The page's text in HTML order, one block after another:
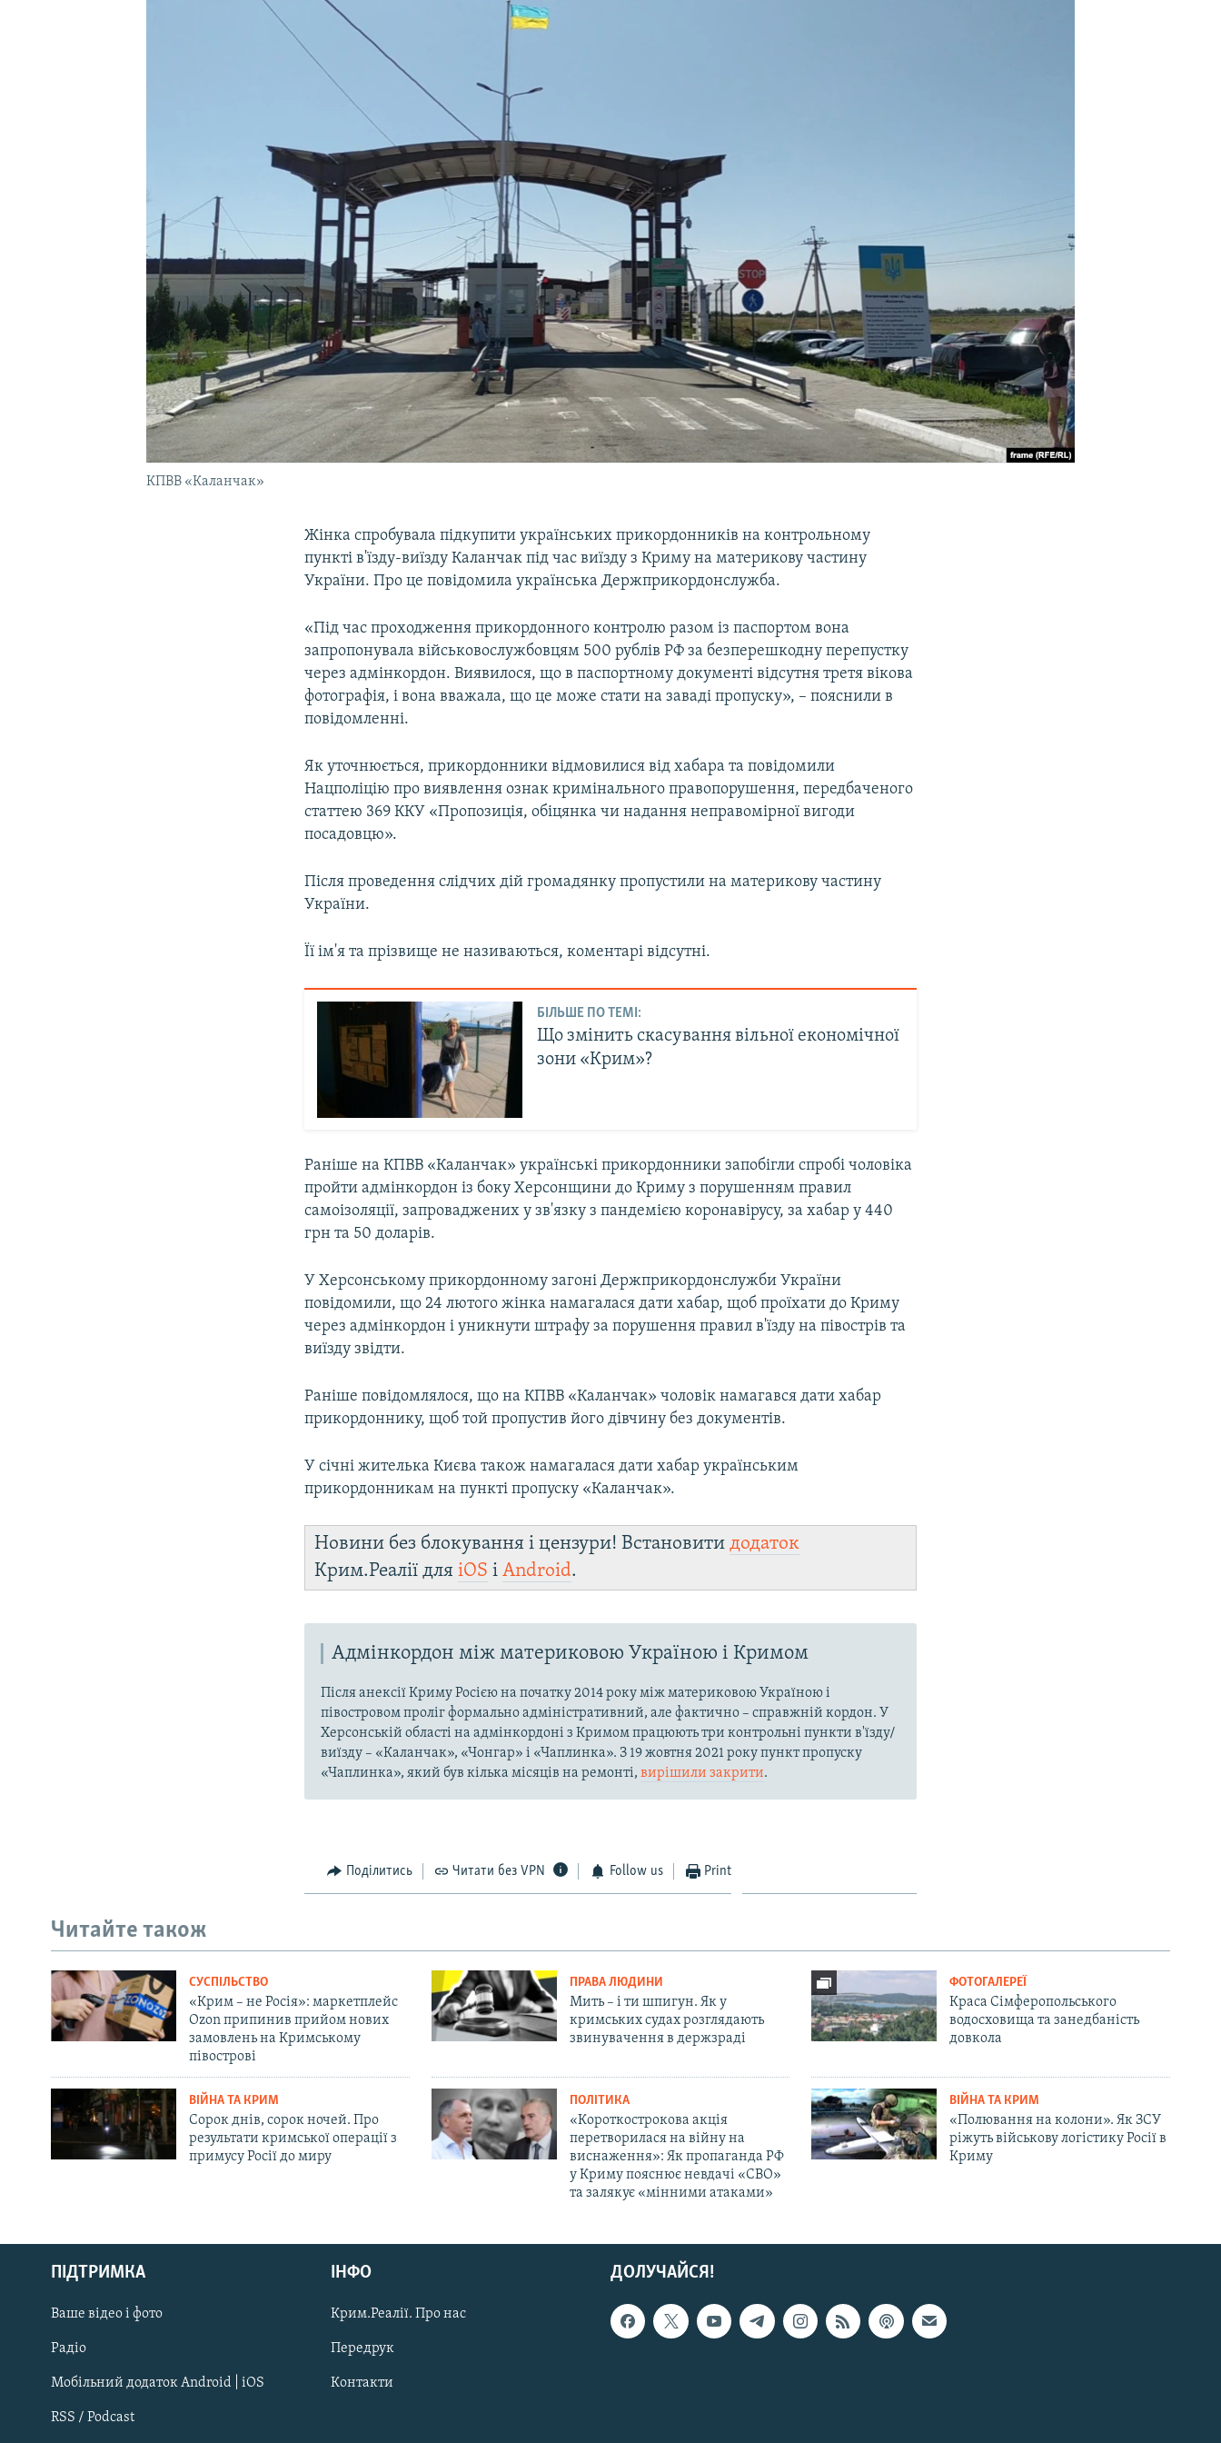
Русский
Qırımtatar
ДОЛУЧАЙСЯ!
КПВВ «Каланчак»
Жінка спробувала підкупити українських прикордонників на контрольному
пункті в'їзду-виїзду Каланчак під час виїзду з Криму на материкову частину
України. Про це повідомила українська Держприкордонслужба.
«Під час проходження прикордонного контролю разом із паспортом вона
запропонувала військовослужбовцям 500 рублів РФ за безперешкодну перепустку
через адмінкордон. Виявилося, що в паспортному документі відсутня третя вікова
фотографія, і вона вважала, що це може стати на заваді пропуску», – пояснили в
повідомленні.
Як уточнюється, прикордонники відмовилися від хабара та повідомили
Нацполіцію про виявлення ознак кримінального правопорушення, передбаченого
статтею 369 ККУ «Пропозиція, обіцянка чи надання неправомірної вигоди
посадовцю».
Після проведення слідчих дій громадянку пропустили на материкову частину
України.
Її ім'я та прізвище не називаються, коментарі відсутні.
БІЛЬШЕ ПО ТЕМІ:
Що змінить скасування вільної економічної
зони «Крим»?
Раніше на КПВВ «Каланчак» українські прикордонники запобігли спробі чоловіка
пройти адмінкордон із боку Херсонщини до Криму з порушенням правил
самоізоляції, запроваджених у зв'язку з пандемією коронавірусу, за хабар у 440
грн та 50 доларів.
У Херсонському прикордонному загоні Держприкордонслужби України
повідомили, що 24 лютого жінка намагалася дати хабар, щоб проїхати до Криму
через адмінкордон і уникнути штрафу за порушення правил в'їзду на півострів та
виїзду звідти.
Раніше повідомлялося, що на КПВВ «Каланчак» чоловік намагався дати хабар
прикордоннику, щоб той пропустив його дівчину без документів.
У січні жителька Києва також намагалася дати хабар українським
прикордонникам на пункті пропуску «Каланчак».
Новини без блокування і цензури! Встановитидодаток
Крим.Реалії дляiOS іAndroid.
Адмінкордон між материковою Україною і Кримом
Після анексії Криму Росією на початку 2014 року між материковою Україною і
півостровом проліг формально адміністративний, але фактично – справжній кордон. У
Херсонській області на адмінкордоні з Кримом працюють три контрольні пункти в'їзду/
виїзду – «Каланчак», «Чонгар» і «Чаплинка». З 19 жовтня 2021 року пункт пропуску
«Чаплинка», який був кілька місяців на ремонті,вирішили закрити.
Поділитись Читати без VPN Follow us Print
Читайте також
СУСПІЛЬСТВО
«Крим – не Росія»: маркетплейс
Ozon припинив прийом нових
замовлень на Кримському
півострові
ПРАВА ЛЮДИНИ
Мить – і ти шпигун. Як у
кримських судах розглядають
звинувачення в держзраді
ФОТОГАЛЕРЕЇ
Краса Сімферопольського
водосховища та занедбаність
довкола
ВІЙНА ТА КРИМ
Сорок днів, сорок ночей. Про
результати кримської операції з
примусу Росії до миру
ПОЛІТИКА
«Короткострокова акція
перетворилася на війну на
виснаження»: Як пропаганда РФ
у Криму пояснює невдачі «СВО»
та залякує «мінними атаками»
ВІЙНА ТА КРИМ
«Полювання на колони». Як ЗСУ
ріжуть військову логістику Росії в
Криму
ДОЛУЧАЙСЯ!
ПІДТРИМКА
Ваше відео і фото
Радіо
Мобільний додаток Android | iOS
RSS / Podcast
ІНФО
Крим.Реалії. Про нас
Передрук
Контакти